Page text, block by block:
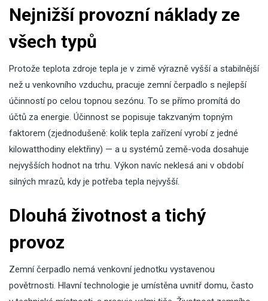
Nejnižší provozní náklady ze
všech typů
Protože teplota zdroje tepla je v zimě výrazně vyšší a stabilnější
než u venkovního vzduchu, pracuje zemní čerpadlo s nejlepší
účinností po celou topnou sezónu. To se přímo promítá do
účtů za energie. Účinnost se popisuje takzvaným topným
faktorem (zjednodušeně: kolik tepla zařízení vyrobí z jedné
kilowatthodiny elektřiny) — a u systémů země-voda dosahuje
nejvyšších hodnot na trhu. Výkon navíc neklesá ani v období
silných mrazů, kdy je potřeba tepla nejvyšší.
Dlouhá životnost a tichý
provoz
Zemní čerpadlo nemá venkovní jednotku vystavenou
povětrnosti. Hlavní technologie je umístěna uvnitř domu, často